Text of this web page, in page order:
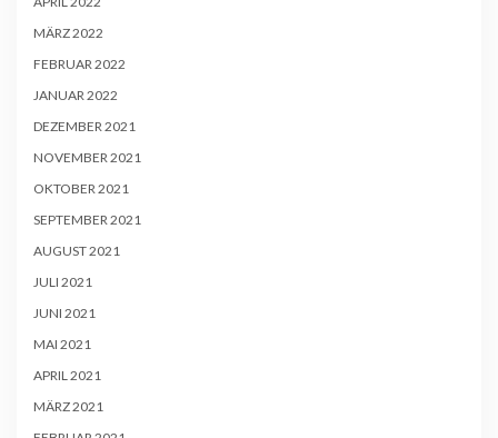
MÄRZ 2022
FEBRUAR 2022
JANUAR 2022
DEZEMBER 2021
NOVEMBER 2021
OKTOBER 2021
SEPTEMBER 2021
AUGUST 2021
JULI 2021
JUNI 2021
MAI 2021
APRIL 2021
MÄRZ 2021